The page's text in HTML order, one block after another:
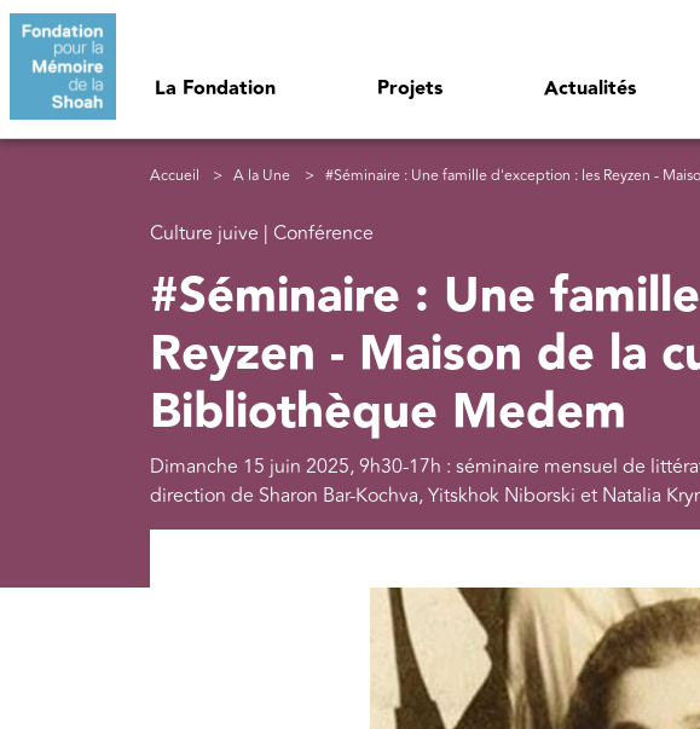
Aller au contenu principal
La Fondation Projets Actualités
Fil d'Ariane
Accueil A la Une #Séminaire : Une famille d'exception : les Reyzen - Maison de la culture yiddish /
Culture juive | Conférence
#Séminaire : Une
Reyzen - Maison de la
Bibliothèque Medem
Dimanche 15 juin 2025, 9h30-17h : séminaire mensuel de
direction de Sharon Bar-Kochva, Yitskhok Niborski et Natalia